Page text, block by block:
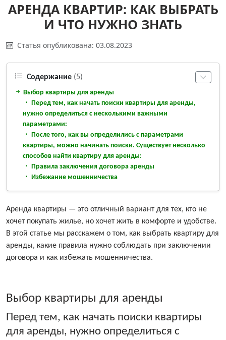
АРЕНДА КВАРТИР: КАК ВЫБРАТЬ
И ЧТО НУЖНО ЗНАТЬ
Статья опубликована: 03.08.2023
Содержание (5)
Выбор квартиры для аренды
Перед тем, как начать поиски квартиры для аренды,
нужно определиться с несколькими важными
параметрами:
После того, как вы определились с параметрами
квартиры, можно начинать поиски. Существует несколько
способов найти квартиру для аренды:
Правила заключения договора аренды
Избежание мошенничества
Аренда квартиры — это отличный вариант для тех, кто не
хочет покупать жилье, но хочет жить в комфорте и удобстве.
В этой статье мы расскажем о том, как выбрать квартиру для
аренды, какие правила нужно соблюдать при заключении
договора и как избежать мошенничества.
Выбор квартиры для аренды
Перед тем, как начать поиски квартиры
для аренды, нужно определиться с